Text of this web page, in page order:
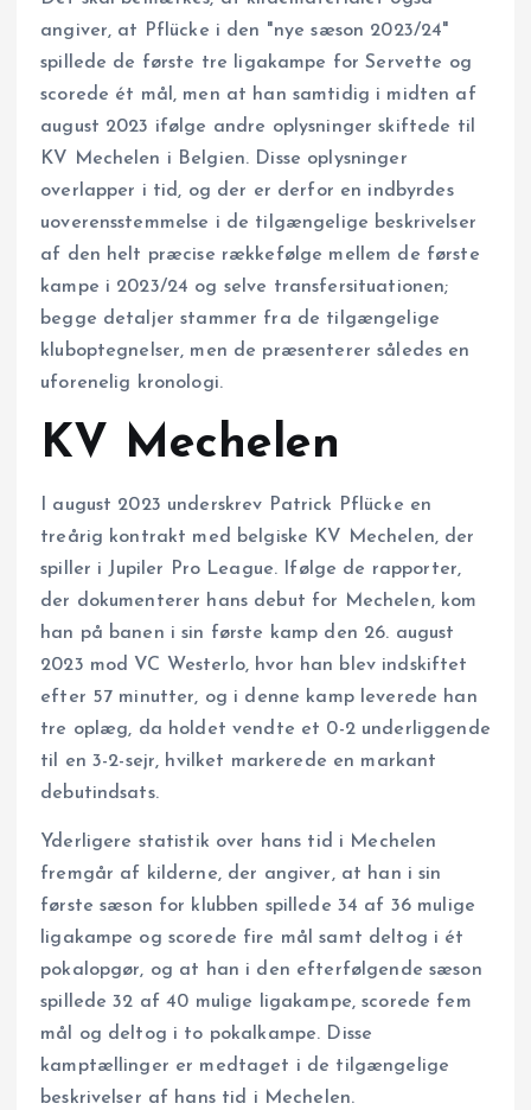
angiver, at Pflücke i den "nye sæson 2023/24"
spillede de første tre ligakampe for Servette og
scorede ét mål, men at han samtidig i midten af
august 2023 ifølge andre oplysninger skiftede til
KV Mechelen i Belgien. Disse oplysninger
overlapper i tid, og der er derfor en indbyrdes
uoverensstemmelse i de tilgængelige beskrivelser
af den helt præcise rækkefølge mellem de første
kampe i 2023/24 og selve transfersituationen;
begge detaljer stammer fra de tilgængelige
kluboptegnelser, men de præsenterer således en
uforenelig kronologi.
KV Mechelen
I august 2023 underskrev Patrick Pflücke en
treårig kontrakt med belgiske KV Mechelen, der
spiller i Jupiler Pro League. Ifølge de rapporter,
der dokumenterer hans debut for Mechelen, kom
han på banen i sin første kamp den 26. august
2023 mod VC Westerlo, hvor han blev indskiftet
efter 57 minutter, og i denne kamp leverede han
tre oplæg, da holdet vendte et 0-2 underliggende
til en 3-2-sejr, hvilket markerede en markant
debutindsats.
Yderligere statistik over hans tid i Mechelen
fremgår af kilderne, der angiver, at han i sin
første sæson for klubben spillede 34 af 36 mulige
ligakampe og scorede fire mål samt deltog i ét
pokalopgør, og at han i den efterfølgende sæson
spillede 32 af 40 mulige ligakampe, scorede fem
mål og deltog i to pokalkampe. Disse
kamptællinger er medtaget i de tilgængelige
beskrivelser af hans tid i Mechelen.